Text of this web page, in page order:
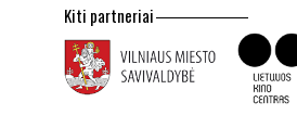
Kiti partneriai